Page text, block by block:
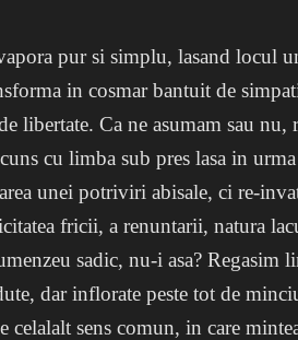
pur si simplu, lasand locul
in cosmar bantuit de
libertate. Ca ne asumam sau nu,
cu limba sub pres lasa in
unei potriviri abisale, ci re-
fricii, a renuntarii, natura
sadic, nu-i asa? Regasim
dar inflorate peste tot de
celalalt sens comun, in care